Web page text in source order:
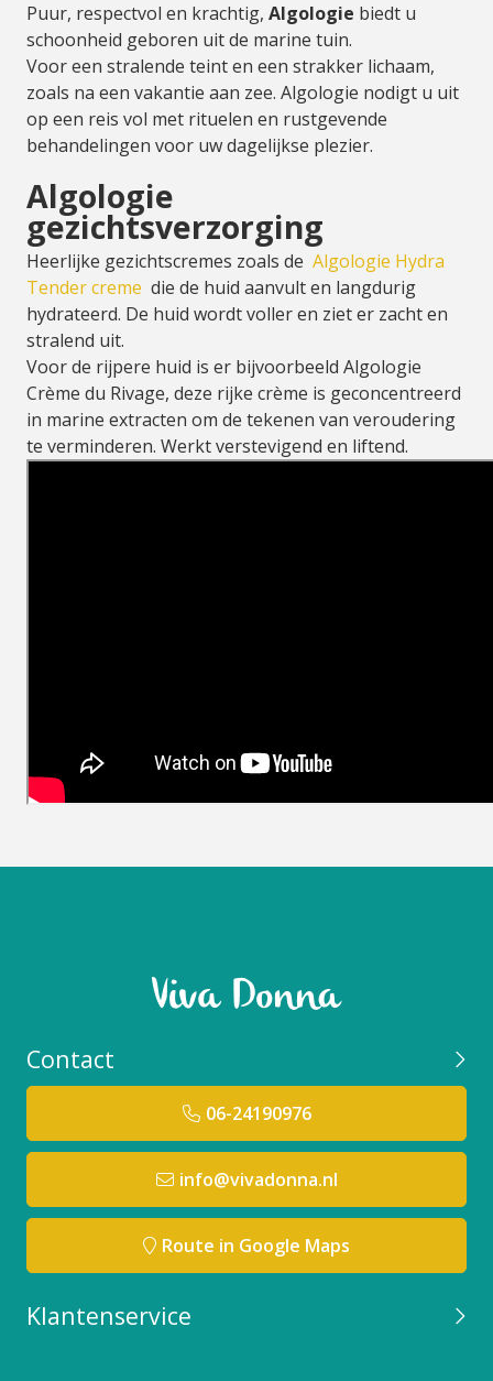
Puur, respectvol en krachtig, Algologie biedt u
schoonheid geboren uit de marine tuin.
Voor een stralende teint en een strakker lichaam,
zoals na een vakantie aan zee. Algologie nodigt u uit
op een reis vol met rituelen en rustgevende
behandelingen voor uw dagelijkse plezier.
Algologie
gezichtsverzorging
Heerlijke gezichtscremes zoals de Algologie Hydra
Tender creme die de huid aanvult en langdurig
hydrateerd. De huid wordt voller en ziet er zacht en
stralend uit.
Voor de rijpere huid is er bijvoorbeeld Algologie
Crème du Rivage, deze rijke crème is geconcentreerd
in marine extracten om de tekenen van veroudering
te verminderen. Werkt verstevigend en liftend.
Contact
06-24190976
info@vivadonna.nl
Route in Google Maps
Klantenservice